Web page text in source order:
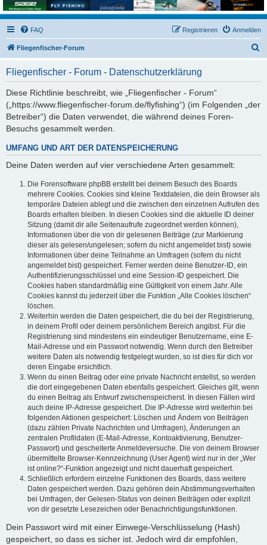
FAQ Anmelden
Registrieren
Fliegenfischer-Forum
Fliegenfischer - Forum - Datenschutzerklärung
Diese Richtlinie beschreibt, wie „Fliegenfischer - Forum“
(„https://www.fliegenfischer-forum.de/flyfishing“) (im Folgenden „der
Betreiber“) die Daten verwendet, die während deines Foren-
Besuchs gesammelt werden.
UMFANG UND ART DER DATENSPEICHERUNG
Deine Daten werden auf vier verschiedene Arten gesammelt:
Die Forensoftware phpBB erstellt bei deinem Besuch des Boards
mehrere Cookies. Cookies sind kleine Textdateien, die dein Browser als
temporäre Dateien ablegt und die zwischen den einzelnen Aufrufen des
Boards erhalten bleiben. In diesen Cookies sind die aktuelle ID deiner
Sitzung (damit dir alle Seitenaufrufe zugeordnet werden können),
Informationen über die von dir gelesenen Beiträge (zur Markierung
dieser als gelesen/ungelesen; sofern du nicht angemeldet bist) sowie
Informationen über deine Teilnahme an Umfragen (sofern du nicht
angemeldet bist) gespeichert. Ferner werden deine Benutzer-ID, ein
Authentifizierungsschlüssel und eine Session-ID gespeichert. Die
Cookies haben standardmäßig eine Gültigkeit von einem Jahr. Alle
Cookies kannst du jederzeit über die Funktion „Alle Cookies löschen“
löschen.
Weiterhin werden die Daten gespeichert, die du bei der Registrierung,
in deinem Profil oder deinem persönlichem Bereich angibst. Für die
Registrierung sind mindestens ein eindeutiger Benutzername, eine E-
Mail-Adresse und ein Passwort notwendig. Wenn durch den Betreiber
weitere Daten als notwendig festgelegt wurden, so ist dies für dich vor
deren Eingabe ersichtlich.
Wenn du einen Beitrag oder eine private Nachricht erstellst, so werden
die dort eingegebenen Daten ebenfalls gespeichert. Gleiches gilt, wenn
du einen Beitrag als Entwurf zwischenspeicherst. In diesen Fällen wird
auch deine IP-Adresse gespeichert. Die IP-Adresse wird weiterhin bei
folgenden Aktionen gespeichert: Löschen und Ändern von Beiträgen
(dazu zählen Private Nachrichten und Umfragen), Änderungen an
zentralen Profildaten (E-Mail-Adresse, Kontoaktivierung, Benutzer-
Passwort) und gescheiterte Anmeldeversuche. Die von deinem Browser
übermittelte Browser-Kennzeichnung (User Agent) wird nur in der „Wer
ist online?“-Funktion angezeigt und nicht dauerhaft gespeichert.
Schließlich erfordern einzelne Funktionen des Boards, dass weitere
Daten gespeichert werden. Dazu gehören dein Abstimmungsverhalten
bei Umfragen, der Gelesen-Status von deinen Beiträgen oder explizit
von dir gesetzte Lesezeichen oder Benachrichtigungsfunktionen.
Dein Passwort wird mit einer Einwege-Verschlüsselung (Hash)
gespeichert, so dass es sicher ist. Jedoch wird dir empfohlen,